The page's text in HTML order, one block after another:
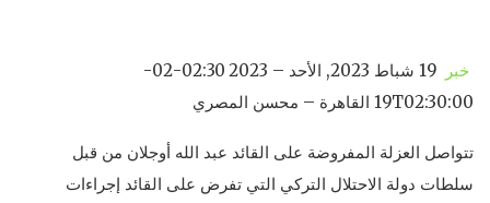
خبر
19 شباط 2023, الأحد – 02:30 2023-02-
19T02:30:00 القاهرة – محسن المصري
تتواصل العزلة المفروضة على القائد عبد الله أوجلان من قبل
سلطات دولة الاحتلال التركي التي تفرض على القائد إجراءات